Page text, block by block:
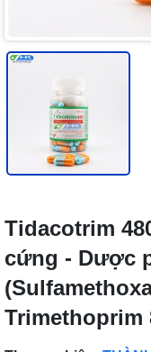
Tidacotrim
cứng - Dược
Trimethoprim